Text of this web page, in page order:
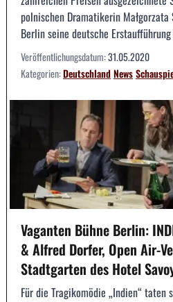
polnischen Dramatikerin
Berlin seine deutsche
Veröffentlichungsdatum:31.05.2020
Kategorien:DeutschlandNews
Vaganten Bühne Berlin:
& Alfred Dorfer, Open Air-
Stadtgarten des Hotel
Für die Tragikomödie „Indien“ taten